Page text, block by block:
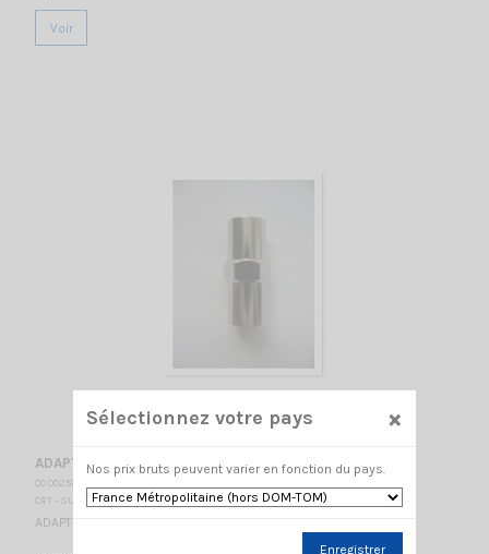
Voir
ADAPT- FME MALE/MALE RACCORD
CO 002572
CRT - SUPERSTAR
ADAPT- FME MALE/MALE RACCORD
Sélectionnez votre pays ×
Nos prix bruts peuvent varier en fonction du pays.
Enregistrer